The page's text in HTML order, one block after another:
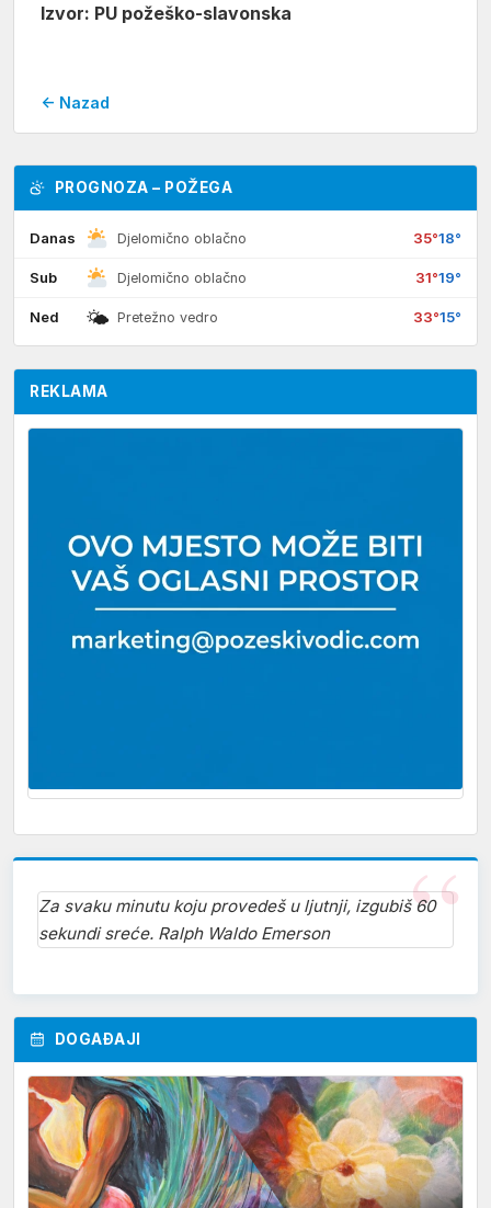
Izvor: PU požeško-slavonska
← Nazad
PROGNOZA – POŽEGA
Danas Djelomično oblačno 35°18°
Sub Djelomično oblačno 31°19°
Ned 🌤 Pretežno vedro 33°15°
REKLAMA
Za svaku minutu koju provedeš u ljutnji, izgubiš 60
sekundi sreće. Ralph Waldo Emerson
DOGAĐAJI